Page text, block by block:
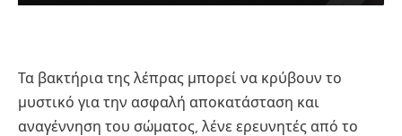
Τα βακτήρια της λέπρας μπορεί να κρύβουν το
μυστικό για την ασφαλή αποκατάσταση και
αναγέννηση του σώματος, λένε ερευνητές από το